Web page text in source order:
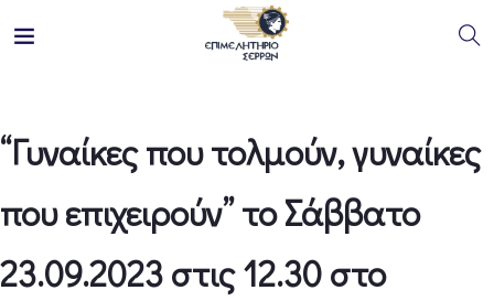
“Γυναίκες που τολμούν, γυναίκες
που επιχειρούν” το Σάββατο
23.09.2023 στις 12.30 στο